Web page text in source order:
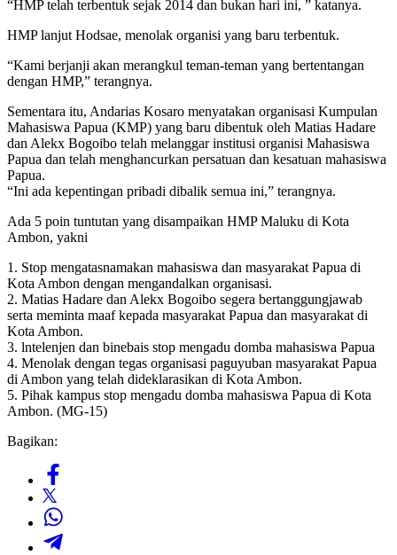
“HMP telah terbentuk sejak 2014 dan bukan hari ini, ” katanya.
HMP lanjut Hodsae, menolak organisi yang baru terbentuk.
“Kami berjanji akan merangkul teman-teman yang bertentangan
dengan HMP,” terangnya.
Sementara itu, Andarias Kosaro menyatakan organisasi Kumpulan
Mahasiswa Papua (KMP) yang baru dibentuk oleh Matias Hadare
dan Alekx Bogoibo telah melanggar institusi organisi Mahasiswa
Papua dan telah menghancurkan persatuan dan kesatuan mahasiswa
Papua.
“Ini ada kepentingan pribadi dibalik semua ini,” terangnya.
Ada 5 poin tuntutan yang disampaikan HMP Maluku di Kota
Ambon, yakni
1. Stop mengatasnamakan mahasiswa dan masyarakat Papua di
Kota Ambon dengan mengandalkan organisasi.
2. Matias Hadare dan Alekx Bogoibo segera bertanggungjawab
serta meminta maaf kepada masyarakat Papua dan masyarakat di
Kota Ambon.
3. lntelenjen dan binebais stop mengadu domba mahasiswa Papua
4. Menolak dengan tegas organisasi paguyuban masyarakat Papua
di Ambon yang telah dideklarasikan di Kota Ambon.
5. Pihak kampus stop mengadu domba mahasiswa Papua di Kota
Ambon. (MG-15)
Bagikan: